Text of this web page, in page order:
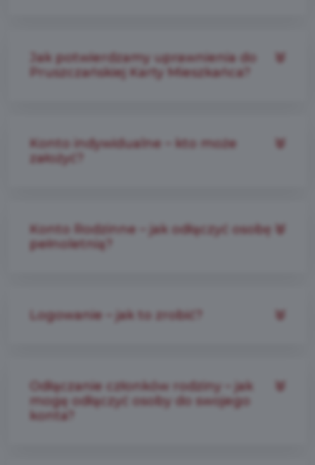
Jak potwierdzamy uprawnienia do
Pruszczańskiej Karty Mieszkańca?
Konto indywidualne – kto może
założyć?
Konto Rodzinne – jak odłączyć osobę
pełnoletnią?
Logowanie – jak to zrobić?
Odłączanie członków rodziny – jak
mogę odłączyć osoby do swojego
konta?